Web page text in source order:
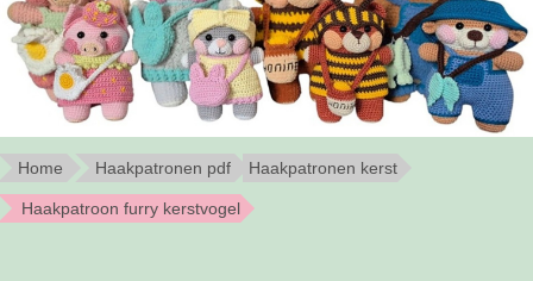
Home Haakpatronen pdf Haakpatronen kerst
Haakpatroon furry kerstvogel